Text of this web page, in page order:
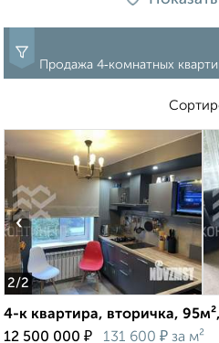
Продажа 4‑комнатных
2/2
‹
4-к квартира, вторичка,
12 500 000 ₽ 131 600 ₽ за м²